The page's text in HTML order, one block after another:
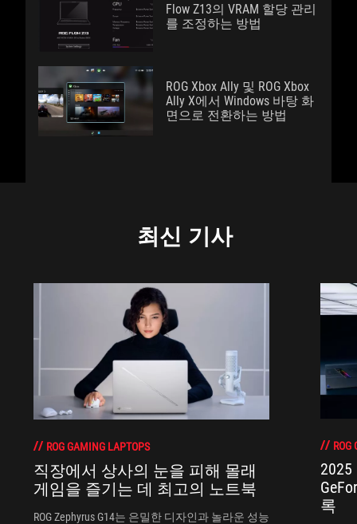
Flow Z13의 VRAM 할당 관리
를 조정하는 방법
ROG Xbox Ally 및 ROG Xbox
Ally X에서 Windows 바탕 화
면으로 전환하는 방법
최신 기사
ROG GAMING LAPTOPS
직장에서 상사의 눈을 피해 몰래
게임을 즐기는 데 최고의 노트북
ROG Zephyrus G14는 은밀한 디자인과 놀라운 성능
ROG
2025
록